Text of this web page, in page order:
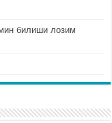
билиши лозим